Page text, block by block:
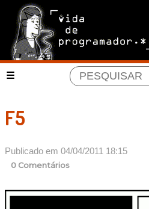
F5
Publicado em 04/04/2011 18:15
0 Comentários